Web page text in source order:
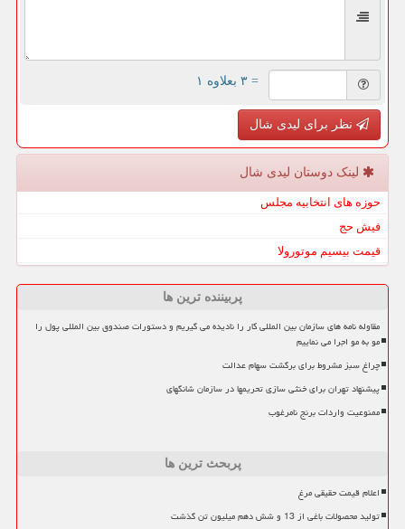
= ۳ بعلاوه ۱
نظر برای لیدی شال
لینک دوستان لیدی شال
حوزه های انتخابیه مجلس
فیش حج
قیمت بیسیم موتورولا
پربیننده ترین ها
مقاوله نامه های سازمان بین المللی کار را نادیده می گیریم و دستورات صندوق بین المللی پول را
مو به مو اجرا می نماییم
چراغ سبز مشروط برای برگشت سهام عدالت
پیشنهاد تهران برای خنثی سازی تحریمها در سازمان شانگهای
ممنوعیت واردات برنج نامرغوب
پربحث ترین ها
اعلام قیمت حقیقی مرغ
تولید محصولات باغی از 13 و شش دهم میلیون تن گذشت